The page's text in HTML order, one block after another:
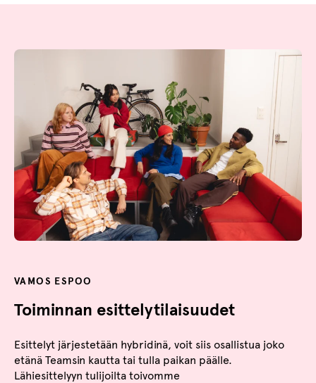
VAMOS ESPOO
Toiminnan esittelytilaisuudet
Esittelyt järjestetään hybridinä, voit siis osallistua joko
etänä Teamsin kautta tai tulla paikan päälle.
Lähiesittelyyn tulijoilta toivomme